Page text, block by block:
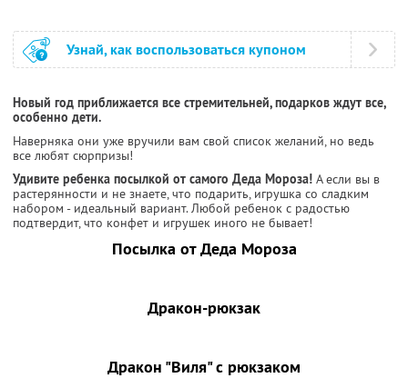
Узнай, как воспользоваться купоном
Новый год приближается все стремительней, подарков ждут все,
особенно дети.
Наверняка они уже вручили вам свой список желаний, но ведь
все любят сюрпризы!
Удивите ребенка посылкой от самого Деда Мороза! А если вы в
растерянности и не знаете, что подарить, игрушка со сладким
набором - идеальный вариант. Любой ребенок с радостью
подтвердит, что конфет и игрушек иного не бывает!
Посылка от Деда Мороза
Дракон-рюкзак
Дракон "Виля" с рюкзаком